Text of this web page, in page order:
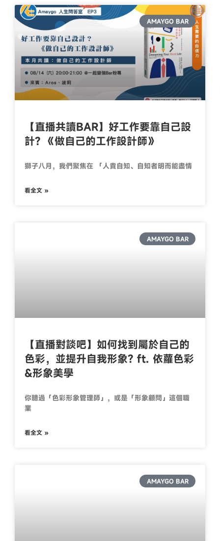
AMAYGO BAR
【直播共讀BAR】好工作要靠自己設
計? 《做自己的工作設計師》
獅子八月，我們聚焦在 「人貴自知、自知者明而能盡情
看全文 »
AMAYGO BAR
【直播對談吧】如何找到屬於自己的
色彩，並提升自我形象? ft. 依蘿色彩
&形象美學
你聽過「色彩形象管理師」，或是「形象顧問」這個職
業
看全文 »
AMAYGO BAR